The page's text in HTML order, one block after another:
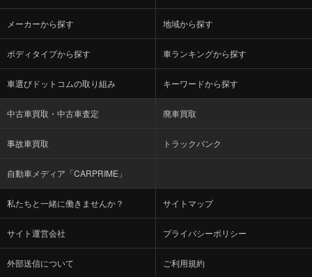
メーカーから探す 地域から探す
ボディタイプから探す 車ランキングから探す
車選びドットコムの取り組み キーワードから探す
中古車買取・中古車査定 廃車買取
事故車買取 トラックバンク
自動車メディア「CARPRIME」
私たちと一緒に働きませんか？ サイトマップ
サイト運営会社 プライバシーポリシー
外部送信について ご利用規約